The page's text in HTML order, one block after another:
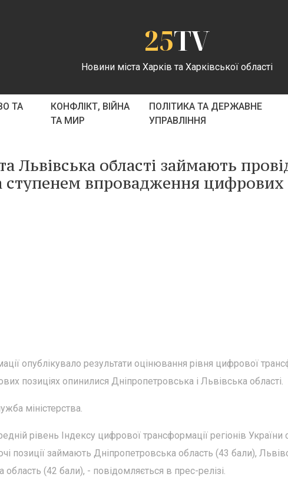
25TV
Новини міста Харків та Харківської області
ТА
КОНФЛІКТ, ВІЙНА
ТА МИР
ПОЛІТИКА ТА ДЕРЖАВНЕ
УПРАВЛІННЯ
Львівська області займають
ступенем впровадження цифрових
опублікувало результати оцінювання рівня цифрової
позиціях опинилися Дніпропетровська і Львівська області.
міністерства.
рівень Індексу цифрової трансформації регіонів України
позиції займають Дніпропетровська область (43 бали),
область (42 бали), - повідомляється в прес-релізі.